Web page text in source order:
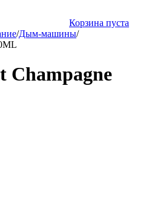
Корзина пуста
/Дым-машины/
Champagne